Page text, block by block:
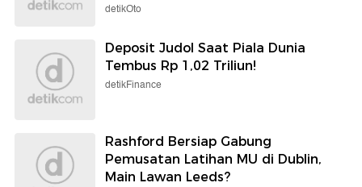
detikOto
Deposit Judol Saat Piala Dunia
Tembus Rp 1,02 Triliun!
detikFinance
Rashford Bersiap Gabung
Pemusatan Latihan MU di Dublin,
Main Lawan Leeds?